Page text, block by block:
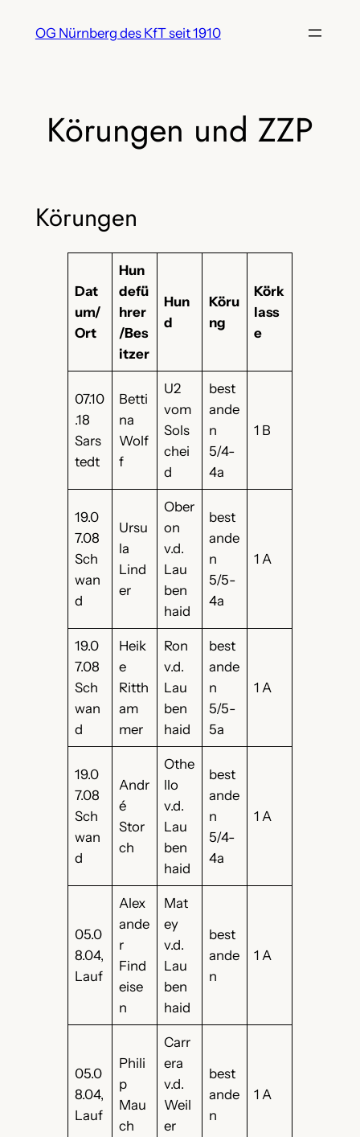
InhaltOG Nürnberg des KfT seit 1910
Körungen und ZZP
Körungen
Dat
um/
Ort
Hun
defü
hrer
/Bes
itzer
Hun
d
Köru
ng
Körk
lass
e
07.10
.18
Sars
tedt
Betti
na
Wolf
f
U2
vom
Sols
chei
d
best
ande
n
5/4-
4a
1 B
19.0
7.08
Sch
wan
d
Ursu
la
Lind
er
Ober
on
v.d.
Lau
ben
haid
best
ande
n
5/5-
4a
1 A
19.0
7.08
Sch
wan
d
Heik
e
Ritth
am
mer
Ron
v.d.
Lau
ben
haid
best
ande
n
5/5-
5a
1 A
19.0
7.08
Sch
wan
d
Andr
é
Stor
ch
Othe
llo
v.d.
Lau
ben
haid
best
ande
n
5/4-
4a
1 A
05.0
8.04,
Lauf
Alex
ande
r
Find
eise
n
Mat
ey
v.d.
Lau
ben
haid
best
ande
n
1 A
05.0
8.04,
Lauf
Phili
p
Mau
ch
Carr
era
v.d.
Weil
er
best
ande
n
1 A